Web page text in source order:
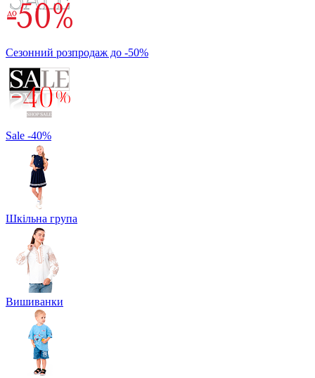
Сезонний розпродаж до -50%
Sale -40%
Шкільна група
Вишиванки